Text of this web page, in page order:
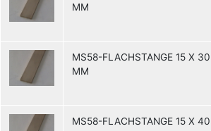
MM
MS58-FLACHSTANGE 15 X 30
MM
MS58-FLACHSTANGE 15 X 40